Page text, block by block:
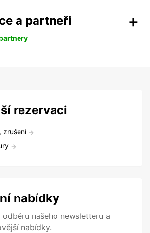
a partneři
rezervaci
zrušení
nabídky
odběru našeho newsletteru a
nabídky.